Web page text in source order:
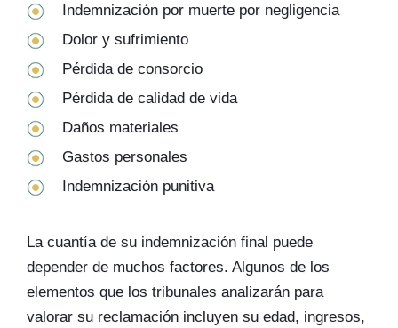
Indemnización por muerte por negligencia
Dolor y sufrimiento
Pérdida de consorcio
Pérdida de calidad de vida
Daños materiales
Gastos personales
Indemnización punitiva
La cuantía de su indemnización final puede
depender de muchos factores. Algunos de los
elementos que los tribunales analizarán para
valorar su reclamación incluyen su edad, ingresos,